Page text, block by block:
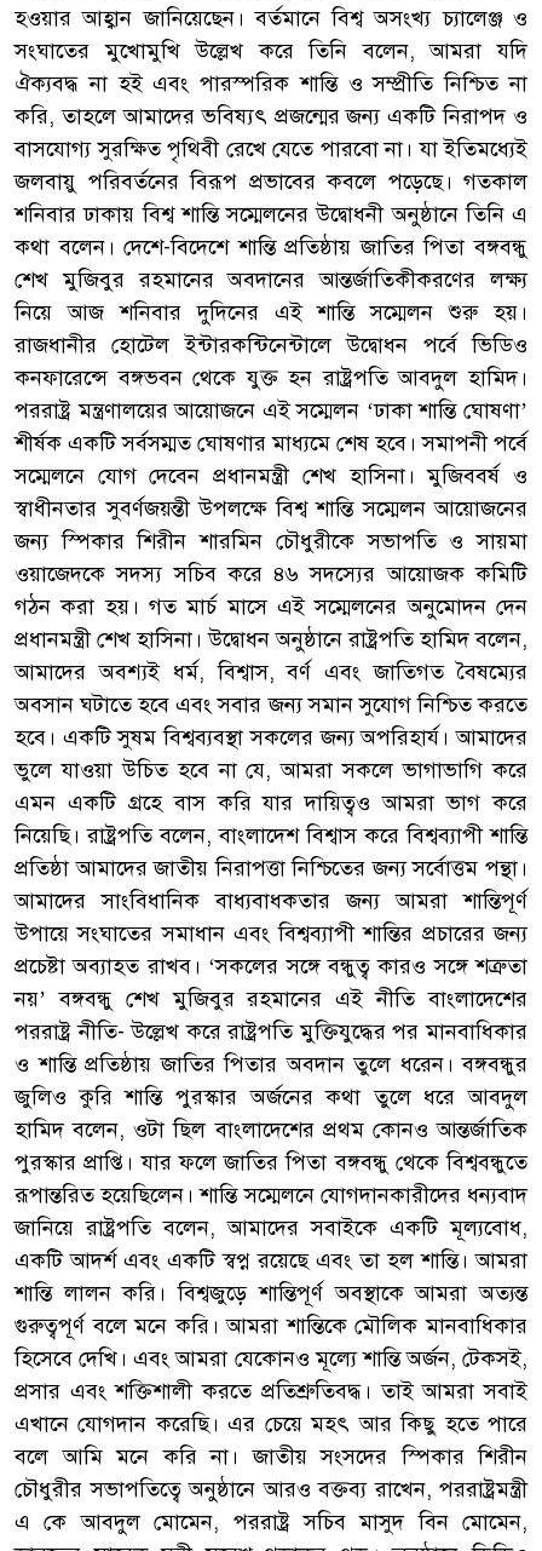
হওয়ার আহ্বান জানিয়েছেন। বর্তমানে বিশ্ব অসংখ্য চ্যালেঞ্জ ও
সংঘাতের মুখোমুখি উল্লেখ করে তিনি বলেন, আমরা যদি
ঐক্যবদ্ধ না হই এবং পারস্পরিক শান্তি ও সম্প্রীতি নিশ্চিত না
করি, তাহলে আমাদের ভবিষ্যৎ প্রজন্মের জন্য একটি নিরাপদ ও
বাসযোগ্য সুরক্ষিত পৃথিবী রেখে যেতে পারবো না। যা ইতিমধ্যেই
জলবায়ু পরিবর্তনের বিরূপ প্রভাবের কবলে পড়েছে। গতকাল
শনিবার ঢাকায় বিশ্ব শান্তি সম্মেলনের উদ্বোধনী অনুষ্ঠানে তিনি এ
কথা বলেন। দেশে-বিদেশে শান্তি প্রতিষ্ঠায় জাতির পিতা বঙ্গবন্ধু
শেখ মুজিবুর রহমানের অবদানের আন্তর্জাতিকীকরণের লক্ষ্য
নিয়ে আজ শনিবার দুদিনের এই শান্তি সম্মেলন শুরু হয়।
রাজধানীর হোটেল ইন্টারকন্টিনেন্টালে উদ্বোধন পর্বে ভিডিও
কনফারেন্সে বঙ্গভবন থেকে যুক্ত হন রাষ্ট্রপতি আবদুল হামিদ।
পররাষ্ট্র মন্ত্রণালয়ের আয়োজনে এই সম্মেলন ‘ঢাকা শান্তি ঘোষণা’
শীর্ষক একটি সর্বসম্মত ঘোষণার মাধ্যমে শেষ হবে। সমাপনী পর্বে
সম্মেলনে যোগ দেবেন প্রধানমন্ত্রী শেখ হাসিনা। মুজিববর্ষ ও
স্বাধীনতার সুবর্ণজয়ন্তী উপলক্ষে বিশ্ব শান্তি সম্মেলন আয়োজনের
জন্য স্পিকার শিরীন শারমিন চৌধুরীকে সভাপতি ও সায়মা
ওয়াজেদকে সদস্য সচিব করে ৪৬ সদস্যের আয়োজক কমিটি
গঠন করা হয়। গত মার্চ মাসে এই সম্মেলনের অনুমোদন দেন
প্রধানমন্ত্রী শেখ হাসিনা। উদ্বোধন অনুষ্ঠানে রাষ্ট্রপতি হামিদ বলেন,
আমাদের অবশ্যই ধর্ম, বিশ্বাস, বর্ণ এবং জাতিগত বৈষম্যের
অবসান ঘটাতে হবে এবং সবার জন্য সমান সুযোগ নিশ্চিত করতে
হবে। একটি সুষম বিশ্বব্যবস্থা সকলের জন্য অপরিহার্য। আমাদের
ভুলে যাওয়া উচিত হবে না যে, আমরা সকলে ভাগাভাগি করে
এমন একটি গ্রহে বাস করি যার দায়িত্বও আমরা ভাগ করে
নিয়েছি। রাষ্ট্রপতি বলেন, বাংলাদেশ বিশ্বাস করে বিশ্বব্যাপী শান্তি
প্রতিষ্ঠা আমাদের জাতীয় নিরাপত্তা নিশ্চিতের জন্য সর্বোত্তম পন্থা।
আমাদের সাংবিধানিক বাধ্যবাধকতার জন্য আমরা শান্তিপূর্ণ
উপায়ে সংঘাতের সমাধান এবং বিশ্বব্যাপী শান্তির প্রচারের জন্য
প্রচেষ্টা অব্যাহত রাখব। ‘সকলের সঙ্গে বন্ধুত্ব কারও সঙ্গে শত্রুতা
নয়’ বঙ্গবন্ধু শেখ মুজিবুর রহমানের এই নীতি বাংলাদেশের
পররাষ্ট্র নীতি- উল্লেখ করে রাষ্ট্রপতি মুক্তিযুদ্ধের পর মানবাধিকার
ও শান্তি প্রতিষ্ঠায় জাতির পিতার অবদান তুলে ধরেন। বঙ্গবন্ধুর
জুলিও কুরি শান্তি পুরস্কার অর্জনের কথা তুলে ধরে আবদুল
হামিদ বলেন, ওটা ছিল বাংলাদেশের প্রথম কোনও আন্তর্জাতিক
পুরস্কার প্রাপ্তি। যার ফলে জাতির পিতা বঙ্গবন্ধু থেকে বিশ্ববন্ধুতে
রূপান্তরিত হয়েছিলেন। শান্তি সম্মেলনে যোগদানকারীদের ধন্যবাদ
জানিয়ে রাষ্ট্রপতি বলেন, আমাদের সবাইকে একটি মূল্যবোধ,
একটি আদর্শ এবং একটি স্বপ্ন রয়েছে এবং তা হল শান্তি। আমরা
শান্তি লালন করি। বিশ্বজুড়ে শান্তিপূর্ণ অবস্থাকে আমরা অত্যন্ত
গুরুত্বপূর্ণ বলে মনে করি। আমরা শান্তিকে মৌলিক মানবাধিকার
হিসেবে দেখি। এবং আমরা যেকোনও মূল্যে শান্তি অর্জন, টেকসই,
প্রসার এবং শক্তিশালী করতে প্রতিশ্রুতিবদ্ধ। তাই আমরা সবাই
এখানে যোগদান করেছি। এর চেয়ে মহৎ আর কিছু হতে পারে
বলে আমি মনে করি না। জাতীয় সংসদের স্পিকার শিরীন
চৌধুরীর সভাপতিত্বে অনুষ্ঠানে আরও বক্তব্য রাখেন, পররাষ্ট্রমন্ত্রী
এ কে আবদুল মোমেন, পররাষ্ট্র সচিব মাসুদ বিন মোমেন,